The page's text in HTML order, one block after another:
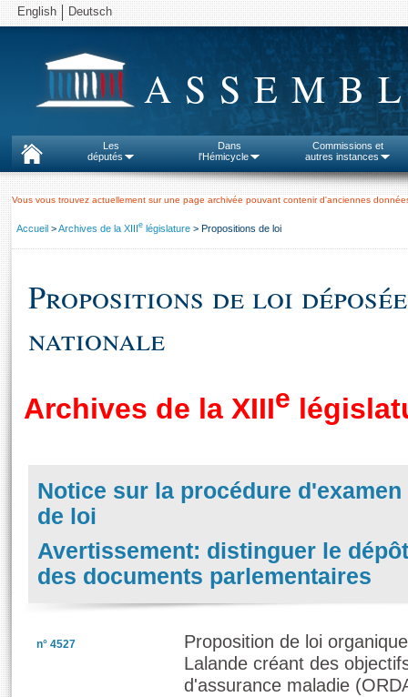
English Deutsch
Les
députés
Dans
l'Hémicycle
Commissions et
autres instances
Vous vous trouvez actuellement sur une page archivée pouvant contenir d'anciennes
Accueil >Archives de la XIIIe législature > Propositions de loi
Propositions de loi
nationale
Archives de la XIIIe
Notice sur la procédure
de loi
Avertissement: distinguer le
des documents parlementaires
n° 4527
Proposition de loi
Lalande créant des
d'assurance maladie